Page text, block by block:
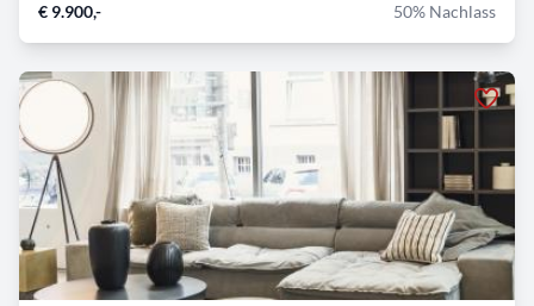
€ 9.900,- 50% Nachlass